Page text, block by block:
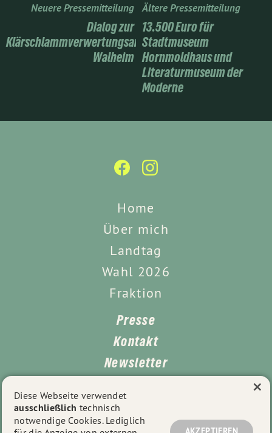
Neuere Pressemitteilung
Dialog zur
Klärschlammverwertungsanlage
Walheim
Ältere Pressemitteilung
13.500 Euro für
Stadtmuseum
Hornmoldhaus und
Literaturmuseum der
Moderne
Home
Über mich
Landtag
Wahl 2026
Fraktion
Presse
Kontakt
Newsletter
Impressum
Diese Webseite verwendet
ausschließlich technisch
notwendige Cookies. Lediglich
×